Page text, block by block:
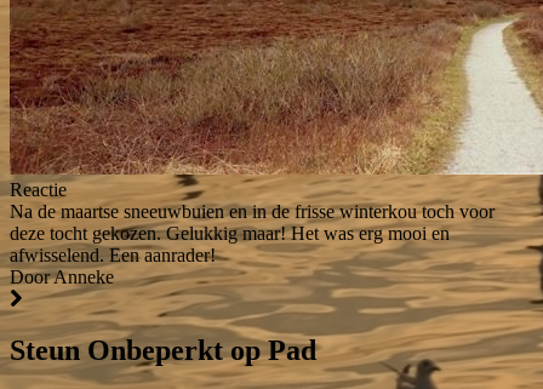
Reactie
Na de maartse sneeuwbuien en in de frisse winterkou toch voor
deze tocht gekozen. Gelukkig maar! Het was erg mooi en
afwisselend. Een aanrader!
Door Anneke
Steun Onbeperkt op Pad